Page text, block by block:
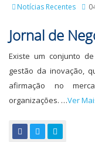
Notícias Recentes
Jornal de
Existe um conjunto
gestão da inovação,
afirmação no
organizações. …Ver